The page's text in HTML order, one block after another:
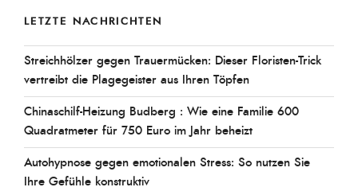
LETZTE NACHRICHTEN
Streichhölzer gegen Trauermücken: Dieser Floristen-Trick
vertreibt die Plagegeister aus Ihren Töpfen
Chinaschilf-Heizung Budberg : Wie eine Familie 600
Quadratmeter für 750 Euro im Jahr beheizt
Autohypnose gegen emotionalen Stress: So nutzen Sie
Ihre Gefühle konstruktiv